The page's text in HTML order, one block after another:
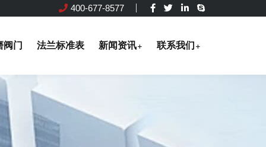
400-677-8577
阀门 法兰标准表 新闻资讯 联系我们